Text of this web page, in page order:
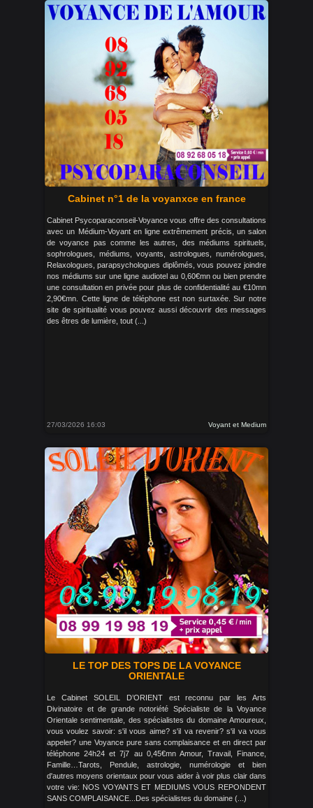
Cabinet n°1 de la voyanxce en france
Cabinet Psycoparaconseil-Voyance vous offre des consultations
avec un Médium-Voyant en ligne extrêmement précis, un salon
de voyance pas comme les autres, des médiums spirituels,
sophrologues, médiums, voyants, astrologues, numérologues,
Relaxologues, parapsychologues diplômés, vous pouvez joindre
nos médiums sur une ligne audiotel au 0,60€mn ou bien prendre
une consultation en privée pour plus de confidentialité au €10mn
2,90€mn. Cette ligne de téléphone est non surtaxée. Sur notre
site de spiritualité vous pouvez aussi découvrir des messages
des êtres de lumière, tout (...)
27/03/2026 16:03 Voyant et Medium
LE TOP DES TOPS DE LA VOYANCE
ORIENTALE
Le Cabinet SOLEIL D’ORIENT est reconnu par les Arts
Divinatoire et de grande notoriété Spécialiste de la Voyance
Orientale sentimentale, des spécialistes du domaine Amoureux,
vous voulez savoir: s'il vous aime? s'il va revenir? s'il va vous
appeler? une Voyance pure sans complaisance et en direct par
téléphone 24h24 et 7j7 au 0,45€mn Amour, Travail, Finance,
Famille…Tarots, Pendule, astrologie, numérologie et bien
d'autres moyens orientaux pour vous aider à voir plus clair dans
votre vie: NOS VOYANTS ET MEDIUMS VOUS REPONDENT
SANS COMPLAISANCE...Des spécialistes du domaine (...)